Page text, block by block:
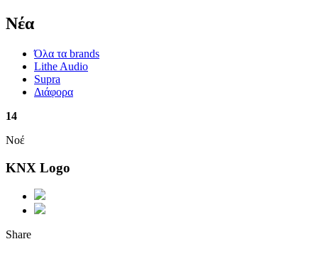
Nέα
Όλα τα brands
Lithe Audio
Supra
Διάφορα
14
Νοέ
KNX Logo
Share